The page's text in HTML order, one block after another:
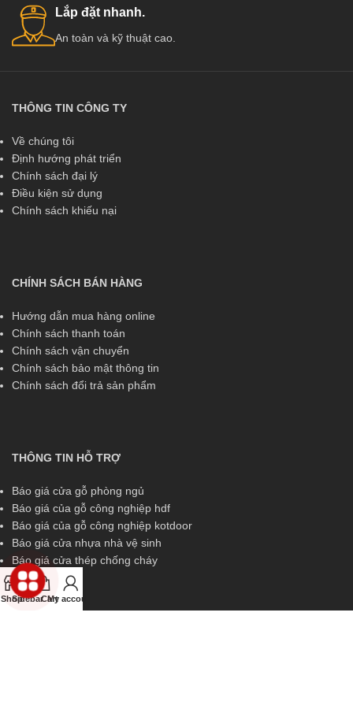
Lắp đặt nhanh.
An toàn và kỹ thuật cao.
THÔNG TIN CÔNG TY
Về chúng tôi
Định hướng phát triển
Chính sách đại lý
Điều kiện sử dụng
Chính sách khiếu nại
CHÍNH SÁCH BÁN HÀNG
Hướng dẫn mua hàng online
Chính sách thanh toán
Chính sách vận chuyển
Chính sách bảo mật thông tin
Chính sách đổi trả sản phẩm
THÔNG TIN HỖ TRỢ
Báo giá cửa gỗ phòng ngủ
Báo giá của gỗ công nghiệp hdf
Báo giá của gỗ công nghiệp kotdoor
Báo giá cửa nhựa nhà vệ sinh
Báo giá cửa thép chống cháy
ShopSidebarCart
My account